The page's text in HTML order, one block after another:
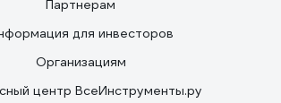
Партнерам
для инвесторов
Организациям
центр ВсеИнструменты.ру